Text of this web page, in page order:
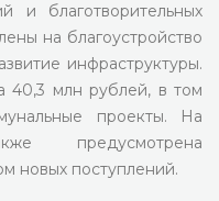
и благотворительных
на благоустройство
инфраструктуры.
40,3 млн рублей, в том
проекты. На
предусмотрена
новых поступлений.